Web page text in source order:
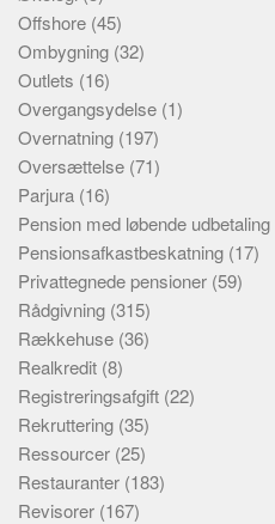
Offshore (45)
Ombygning (32)
Outlets (16)
Overgangsydelse (1)
Overnatning (197)
Oversættelse (71)
Parjura (16)
Pension med løbende udbetaling
Pensionsafkastbeskatning (17)
Privattegnede pensioner (59)
Rådgivning (315)
Rækkehuse (36)
Realkredit (8)
Registreringsafgift (22)
Rekruttering (35)
Ressourcer (25)
Restauranter (183)
Revisorer (167)